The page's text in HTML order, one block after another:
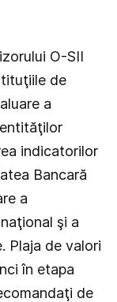
O-SII
de
a
indicatorilor
Bancară
a
şi a
Plaja de valori
în etapa
de